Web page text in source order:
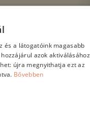
és a látogatóink magasabb
azok aktiválásához
újra megnyithatja ezt az
Bővebben